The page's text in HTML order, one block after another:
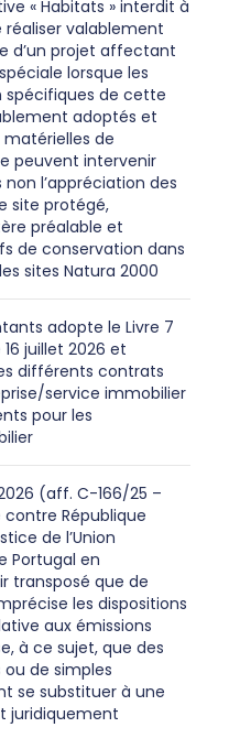
« Habitats » interdit à
valablement
d’un projet affectant
lorsque les
de cette
adoptés et
de
peuvent intervenir
l’appréciation des
site protégé,
préalable et
de conservation dans
sites Natura 2000
adopte le Livre 7
juillet 2026 et
différents contrats
service immobilier
pour les
(aff. C-166/25 –
République
de l’Union
Portugal en
transposé que de
les dispositions
aux émissions
à ce sujet, que des
de simples
se substituer à une
juridiquement